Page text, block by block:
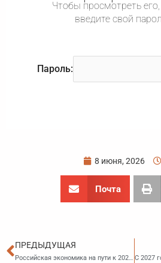
Чтобы просмотреть его,
введите свой
Пароль:
8 июня, 2026
Почта
Пред
ПРЕДЫДУЩАЯ
Российская экономика на пути к 2029 году: два сценария, риски и возможности